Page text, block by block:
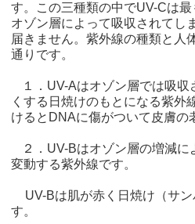
す。この三種類の中でUV-Cは最
オゾン層によって吸収されてし
届きません。紫外線の種類と人
通りです。
１．UV-Aはオゾン層では吸
くする日焼けのもとになる紫外
けるとDNAに傷がついて皮膚の
２．UV-Bはオゾン層の増減
変動する紫外線です。
UV-Bは肌が赤く日焼け（サ
す。